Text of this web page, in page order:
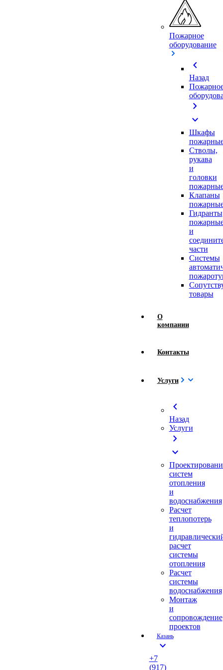
Пожарное
оборудование
chevron_left
Назад
chevron_right
expand_more
Шкафы
Стволы,
рукава
и
головки
Клапаны
Гидранты
и
части
Системы
товары
О
компании
Контакты
Услуги
chevron_left
Назад
Услуги
chevron_right
expand_more
систем
отопления
и
водоснабжения
Расчет
теплопотерь
и
расчет
системы
отопления
Расчет
системы
водоснабжения
Монтаж
и
сопровождение
проектов
Казань
expand_more
+7
(917)